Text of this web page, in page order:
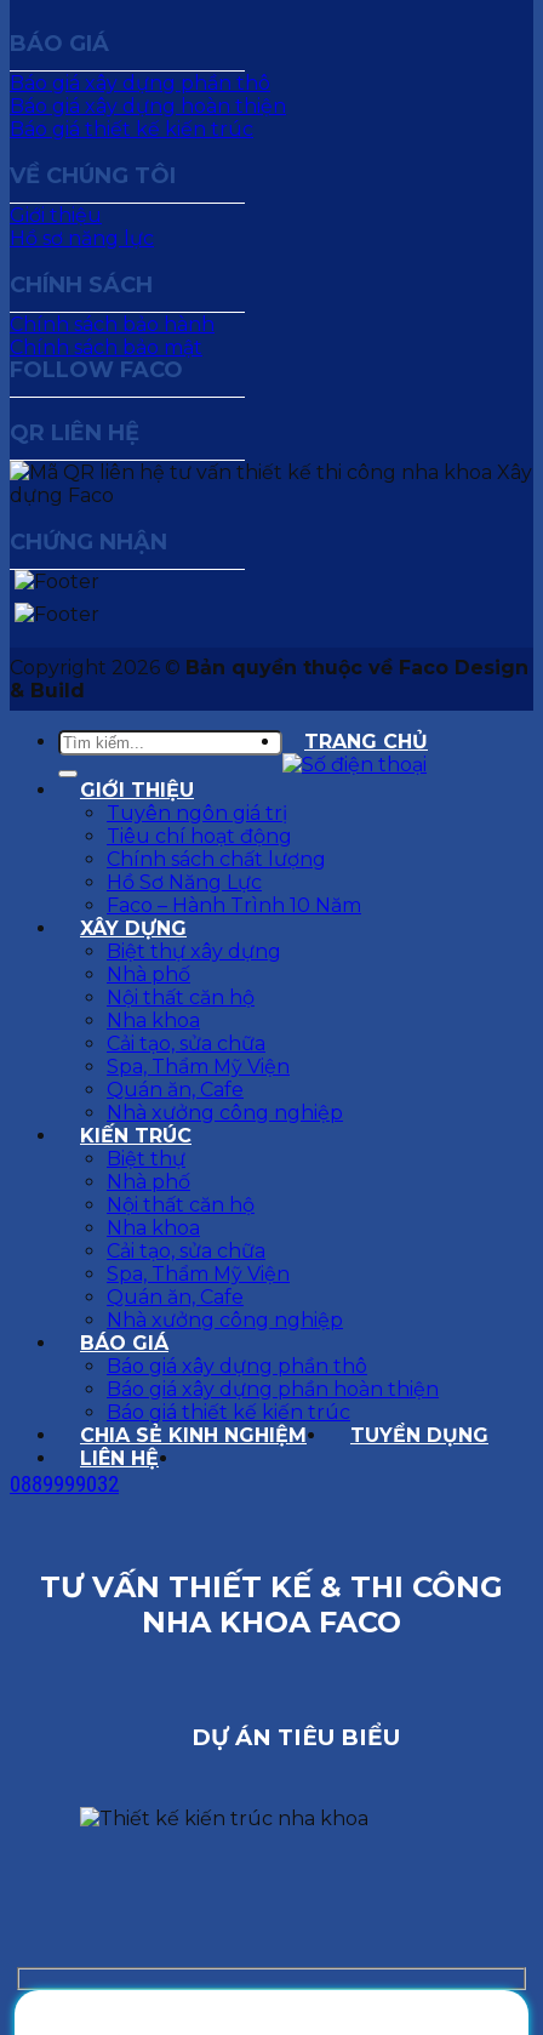
BÁO GIÁ
Báo giá xây dựng phần thô
Báo giá xây dựng hoàn thiện
Báo giá thiết kế kiến trúc
VỀ CHÚNG TÔI
Giới thiệu
Hồ sơ năng lực
CHÍNH SÁCH
Chính sách bảo hành
Chính sách bảo mật
FOLLOW FACO
QR LIÊN HỆ
CHỨNG NHẬN
Copyright 2026 © Bản quyền thuộc về Faco Design
& Build
TRANG CHỦ
GIỚI THIỆU
Tuyên ngôn giá trị
Tiêu chí hoạt động
Chính sách chất lượng
Hồ Sơ Năng Lực
Faco – Hành Trình 10 Năm
XÂY DỰNG
Biệt thự xây dựng
Nhà phố
Nội thất căn hộ
Nha khoa
Cải tạo, sửa chữa
Spa, Thẩm Mỹ Viện
Quán ăn, Cafe
Nhà xưởng công nghiệp
KIẾN TRÚC
Biệt thự
Nhà phố
Nội thất căn hộ
Nha khoa
Cải tạo, sửa chữa
Spa, Thẩm Mỹ Viện
Quán ăn, Cafe
Nhà xưởng công nghiệp
BÁO GIÁ
Báo giá xây dựng phần thô
Báo giá xây dựng phần hoàn thiện
Báo giá thiết kế kiến trúc
CHIA SẺ KINH NGHIỆM
TUYỂN DỤNG
LIÊN HỆ
0889999032
TƯ VẤN THIẾT KẾ & THI CÔNG
NHA KHOA FACO
DỰ ÁN TIÊU BIỂU